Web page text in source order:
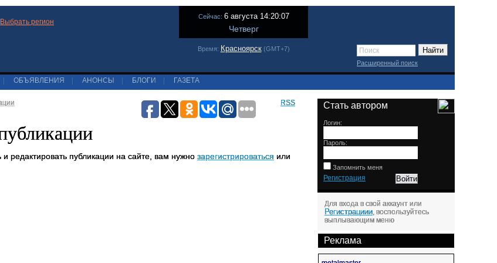
Выбрать регион
Сейчас: 6 августа 14:20:07
Четверг
Время: Красноярск(GMT+7)
Расширенный поиск
ОБЪЯВЛЕНИЯ АНОНСЫ БЛОГИ ГАЗЕТА
RSS
и редактировать публикации на сайте, вам нужно зарегистрироваться или
Стать автором
Логин:
Пароль:
Запомнить меня
Регистрация
Для входа в свой аккаунт или
Регистрациии , воспользуйтесь
выплывающим меню
Реклама